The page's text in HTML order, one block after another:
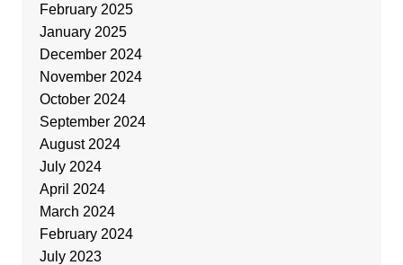
February 2025
January 2025
December 2024
November 2024
October 2024
September 2024
August 2024
July 2024
April 2024
March 2024
February 2024
July 2023